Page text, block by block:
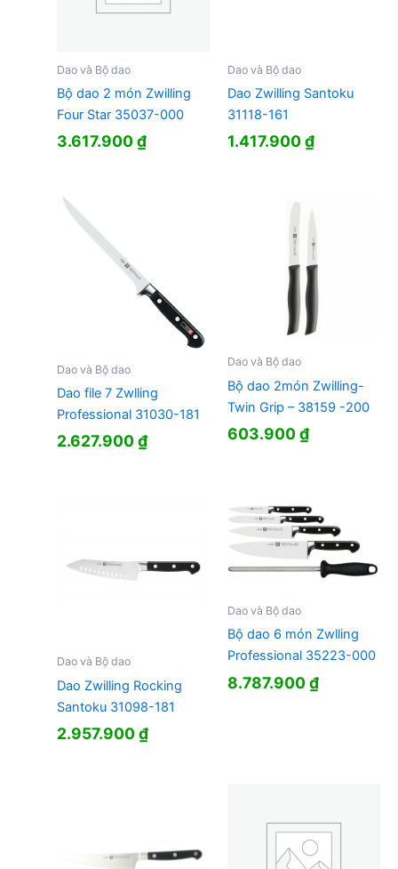
Dao và Bộ dao
Bộ dao 2 món Zwilling
Four Star 35037-000
3.617.900₫
Dao và Bộ dao
Dao Zwilling Santoku
31118-161
1.417.900₫
Dao và Bộ dao
Dao file 7 Zwlling
Professional 31030-181
2.627.900₫
Dao và Bộ dao
Bộ dao 2món Zwilling-
Twin Grip – 38159 -200
603.900₫
Dao và Bộ dao
Dao Zwilling Rocking
Santoku 31098-181
2.957.900₫
Dao và Bộ dao
Bộ dao 6 món Zwlling
Professional 35223-000
8.787.900₫